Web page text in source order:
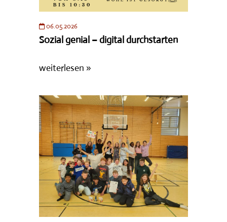
06.05.2026
Sozial genial – digital durchstarten
weiterlesen »